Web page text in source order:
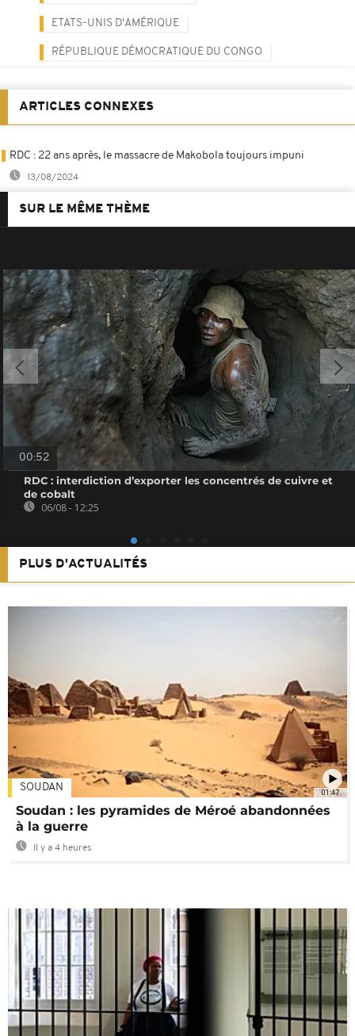
ETATS-UNIS D'AMÉRIQUE
RÉPUBLIQUE DÉMOCRATIQUE DU CONGO
ARTICLES CONNEXES
RDC : 22 ans après, le massacre de Makobola toujours impuni
13/08/2024
SUR LE MÊME THÈME
00:52
RDC : interdiction d’exporter les concentrés de cuivre et
de cobalt
06/08 - 12:25
PLUS D'ACTUALITÉS
01:47
SOUDAN
Soudan : les pyramides de Méroé abandonnées
à la guerre
Il y a 4 heures